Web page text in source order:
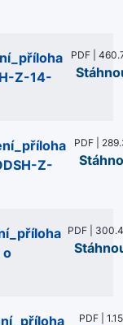
Z-14-
PDF |
Z-
PDF |
o
PDF |
PDF |